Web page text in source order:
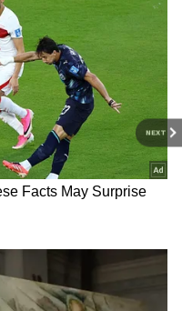
NEXT
ముందు ఎస్కార్ట్ రైళ్లు..
రాష్ట్రపతి కోసం ప్రత్యేక